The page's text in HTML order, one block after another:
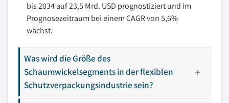
bis 2034 auf 23,5 Mrd. USD prognostiziert und im
Prognosezeitraum bei einem CAGR von 5,6%
wächst.
Was wird die Größe des
Schaumwickelsegments in der flexiblen
Schutzverpackungsindustrie sein?